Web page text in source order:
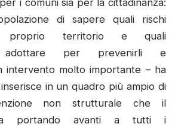
i comuni sia per la cittadinanza:
di sapere quali rischi
proprio territorio e quali
adottare per prevenirli e
intervento molto importante – ha
in un quadro più ampio di
non strutturale che il
portando avanti a tutti i